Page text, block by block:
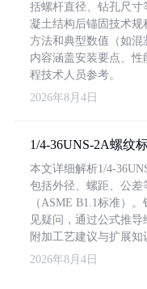
括螺杆直径、钻孔尺
凝土结构后锚固技术规
方法和典型数值（如混
内容涵盖安装要点、
程技术人员参考。
2026年8月4日
1/4-36UNS-2A螺纹
本文详细解析1/4-
包括外径、螺距、公
（ASME B1.1标准）
见疑问，通过公式推
附加工艺建议与扩展知
2026年8月4日